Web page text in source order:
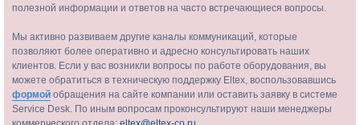
полезной информации и ответов на часто встречающиеся вопросы.
Мы активно развиваем другие каналы коммуникаций, которые
позволяют более оперативно и адресно консультировать наших
клиентов. Если у вас возникли вопросы по работе оборудования, вы
можете обратиться в техническую поддержку Eltex, воспользовавшись
формой обращения на сайте компании или оставить заявку в системе
Service Desk. По иным вопросам проконсультируют наши менеджеры